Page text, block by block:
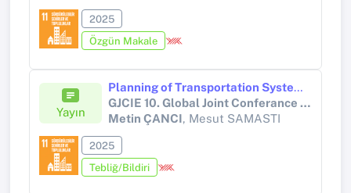
2025
Özgün Makale
Yayın
Planning of Transportation Systems in Smart Cities
GJCIE 10. Global Joint Conferance on Industrial Engineering and Its Apllication Areas
Metin ÇANCI, Mesut SAMASTI
2025
Tebliğ/Bildiri